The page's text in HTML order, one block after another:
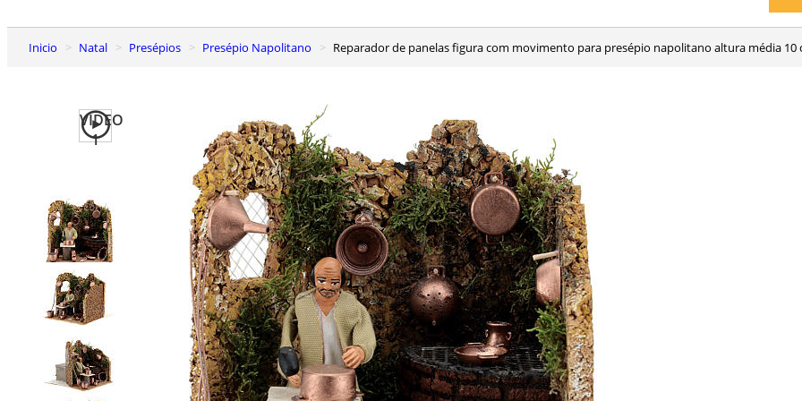
Inicio Natal Presépios Presépio Napolitano Reparador de panelas figura com movimento para presépio napolitano altura média 10
VIDEO
1